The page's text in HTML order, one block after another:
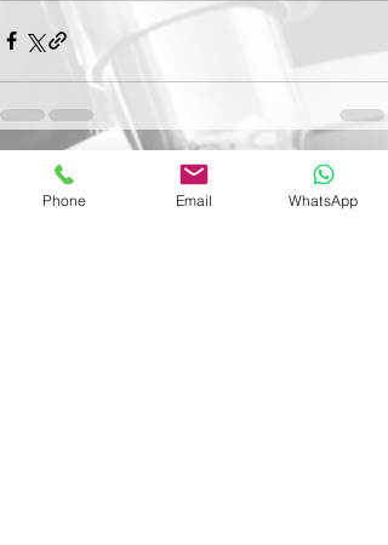
Posts récents Voir tout
Phone Email WhatsApp